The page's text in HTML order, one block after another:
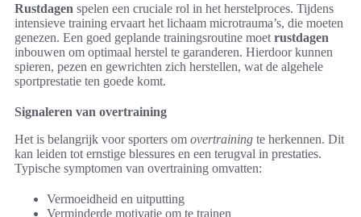
Rustdagen spelen een cruciale rol in het herstelproces. Tijdens
intensieve training ervaart het lichaam microtrauma’s, die moeten
genezen. Een goed geplande trainingsroutine moet rustdagen
inbouwen om optimaal herstel te garanderen. Hierdoor kunnen
spieren, pezen en gewrichten zich herstellen, wat de algehele
sportprestatie ten goede komt.
Signaleren van overtraining
Het is belangrijk voor sporters om overtraining te herkennen. Dit
kan leiden tot ernstige blessures en een terugval in prestaties.
Typische symptomen van overtraining omvatten:
Vermoeidheid en uitputting
Verminderde motivatie om te trainen